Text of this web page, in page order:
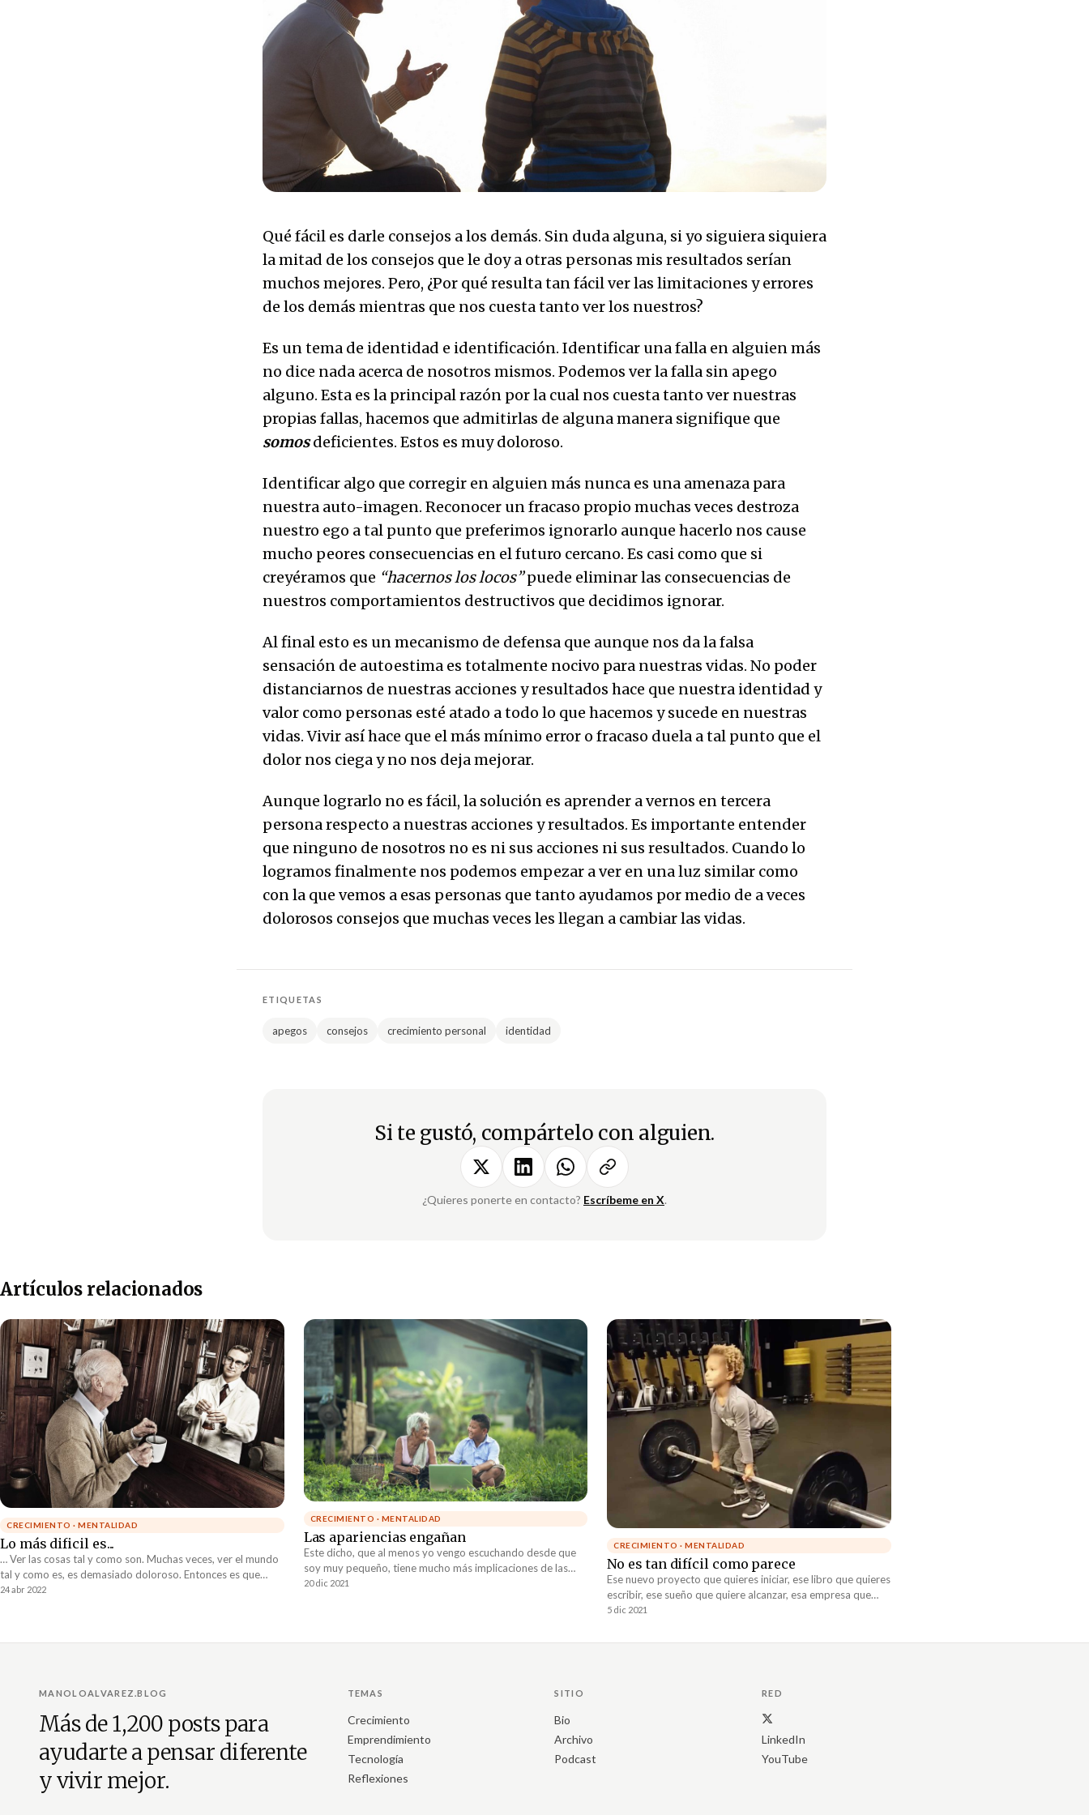
Qué fácil es darle consejos a los demás. Sin duda alguna, si yo siguiera siquiera
la mitad de los consejos que le doy a otras personas mis resultados serían
muchos mejores. Pero, ¿Por qué resulta tan fácil ver las limitaciones y errores
de los demás mientras que nos cuesta tanto ver los nuestros?
Es un tema de identidad e identificación. Identificar una falla en alguien más
no dice nada acerca de nosotros mismos. Podemos ver la falla sin apego
alguno. Esta es la principal razón por la cual nos cuesta tanto ver nuestras
propias fallas, hacemos que admitirlas de alguna manera signifique que
somosdeficientes. Estos es muy doloroso.
Identificar algo que corregir en alguien más nunca es una amenaza para
nuestra auto-imagen. Reconocer un fracaso propio muchas veces destroza
nuestro ego a tal punto que preferimos ignorarlo aunque hacerlo nos cause
mucho peores consecuencias en el futuro cercano. Es casi como que si
creyéramos que “hacernos los locos”puede eliminar las consecuencias de
nuestros comportamientos destructivos que decidimos ignorar.
Al final esto es un mecanismo de defensa que aunque nos da la falsa
sensación de autoestima es totalmente nocivo para nuestras vidas. No poder
distanciarnos de nuestras acciones y resultados hace que nuestra identidad y
valor como personas esté atado a todo lo que hacemos y sucede en nuestras
vidas. Vivir así hace que el más mínimo error o fracaso duela a tal punto que el
dolor nos ciega y no nos deja mejorar.
Aunque lograrlo no es fácil, la solución es aprender a vernos en tercera
persona respecto a nuestras acciones y resultados. Es importante entender
que ninguno de nosotros no es ni sus acciones ni sus resultados. Cuando lo
logramos finalmente nos podemos empezar a ver en una luz similar como
con la que vemos a esas personas que tanto ayudamos por medio de a veces
dolorosos consejos que muchas veces les llegan a cambiar las vidas.
ETIQUETAS
apegos consejos crecimiento personal identidad
Si te gustó, compártelo con alguien.
¿Quieres ponerte en contacto? Escríbeme en X.
Artículos relacionados
CRECIMIENTO · MENTALIDAD
Lo más dificil es...
… Ver las cosas tal y como son. Muchas veces, ver el mundo
tal y como es, es demasiado doloroso. Entonces es que
decidimos maquillarlo para no sentir dolor.
24 abr 2022
CRECIMIENTO · MENTALIDAD
Las apariencias engañan
Este dicho, que al menos yo vengo escuchando desde que
soy muy pequeño, tiene mucho más implicaciones de las
que nuestras abuelitas que tanto lo repetían creían. Siempre
aquellas personas que no conocemos bien.
20 dic 2021
CRECIMIENTO · MENTALIDAD
No es tan difícil como parece
Ese nuevo proyecto que quieres iniciar, ese libro que quieres
escribir, ese sueño que quiere alcanzar, esa empresa que
quieres construir, esa familia que quiere empezar —créeme,
qué.
5 dic 2021
MANOLOALVAREZ.BLOG
Más de 1,200 posts para
ayudarte a pensar diferente
y vivir mejor.
TEMAS
Crecimiento
Emprendimiento
Tecnología
Reflexiones
SITIO
Bio
Archivo
Podcast
RED
LinkedIn
YouTube